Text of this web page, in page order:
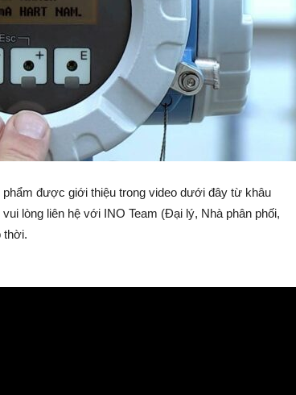
được giới thiệu trong video dưới đây từ khâu
lòng liên hệ với INO Team (Đại lý, Nhà phân phối,
thời.